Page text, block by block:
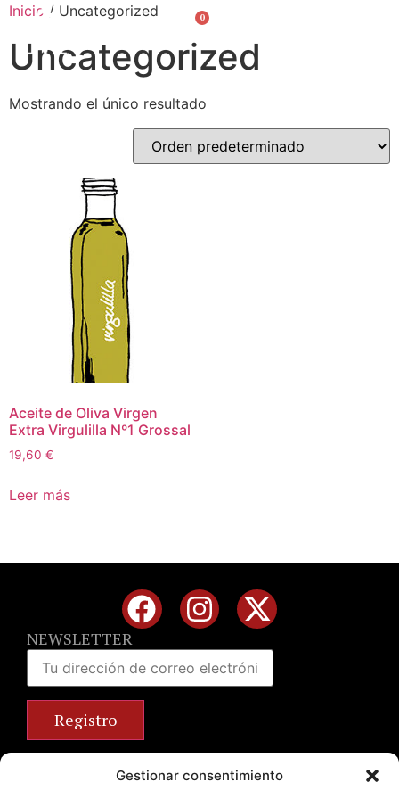
Gestionar consentimiento
0
Inicio / Uncategorized
Uncategorized
Mostrando el único resultado
Aceite de Oliva Virgen
Extra Virgulilla Nº1 Grossal
19,60 €
Leer más
NEWSLETTER
+34 963 672 314